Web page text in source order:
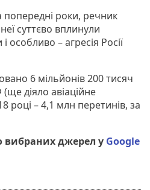
попередні роки, речник
суттєво вплинули
особливо – агресія Росії
6 мільйонів 200 тисяч
діяло авіаційне
році – 4,1 млн перетинів, за
вибраних джерел у Google